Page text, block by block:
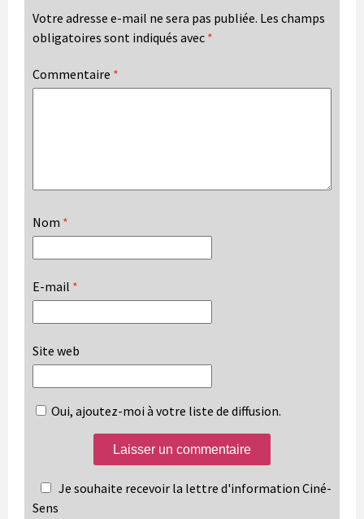
Votre adresse e-mail ne sera pas publiée. Les champs
obligatoires sont indiqués avec *
Commentaire *
Nom *
E-mail *
Site web
Oui, ajoutez-moi à votre liste de diffusion.
Je souhaite recevoir la lettre d'information Ciné-
Sens